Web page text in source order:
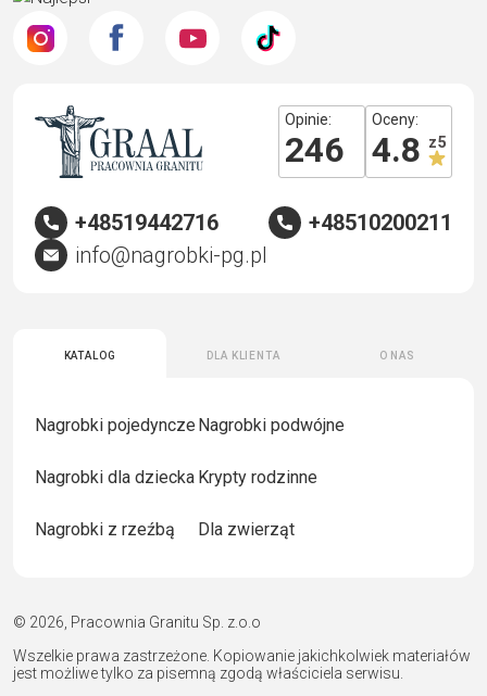
Katalog Dla klienta O nas
Nagrobki pojedyncze Nagrobki podwójne
Nagrobki dla dziecka Krypty rodzinne
Nagrobki z rzeźbą Dla zwierząt
Opinie:
246
Oceny:
4.8 z 5
+48519442716
+48510200211
info@nagrobki-pg.pl
Wszelkie prawa zastrzeżone. Kopiowanie jakichkolwiek materiałów
jest możliwe tylko za pisemną zgodą właściciela serwisu.
© 2026, Pracownia Granitu Sp. z.o.o